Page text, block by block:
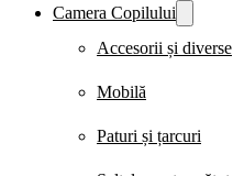
Camera Copilului
Accesorii și diverse
Mobilă
Paturi și țarcuri